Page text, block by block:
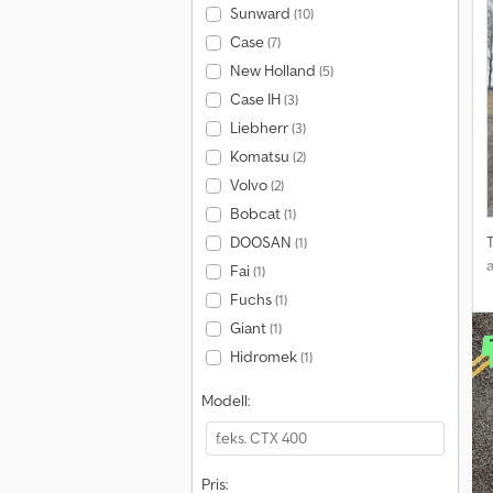
Sunward (10)
Case(7)
New Holland (5)
Case IH(3)
Liebherr(3)
Komatsu (2)
Volvo(2)
Bobcat(1)
DOOSAN (1)
Fai(1)
Fuchs(1)
Giant(1)
Hidromek(1)
Modell:
Pris: